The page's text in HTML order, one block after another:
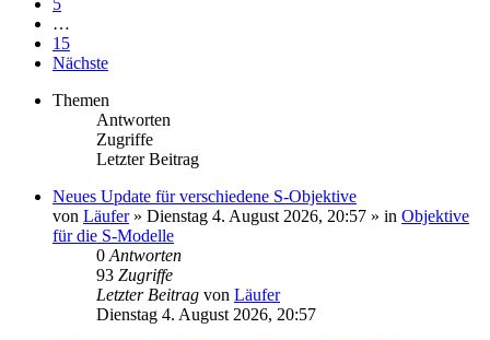
…
15
Nächste
Themen
Antworten
Zugriffe
Letzter Beitrag
Neues Update für verschiedene S-Objektive
von Läufer» Dienstag 4. August 2026, 20:57 » in Objektive
für die S-Modelle
0 Antworten
93 Zugriffe
Letzter Beitrag von Läufer
Dienstag 4. August 2026, 20:57